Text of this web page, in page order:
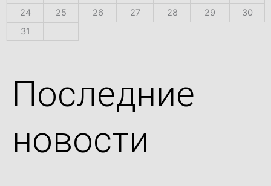
24
25 26 27 28 29
30
31
Последние
новости